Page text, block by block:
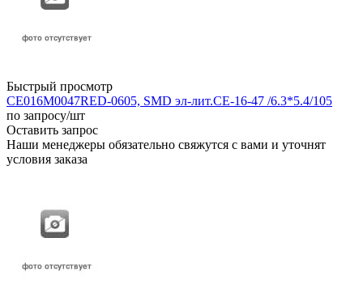
Быстрый просмотр
CE016M0047RED-0605, SMD эл-лит.CE-16-47 /6.3*5.4/105
по запросу/шт
Оставить запрос
Наши менеджеры обязательно свяжутся с вами и уточнят
условия заказа